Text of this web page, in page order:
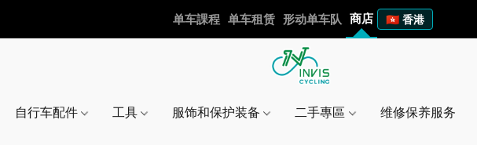
单车課程 单车租赁 形动单车队 商店 🇭🇰 香港
自行车配件 工具 服饰和保护装备 二手專區 维修保养服务